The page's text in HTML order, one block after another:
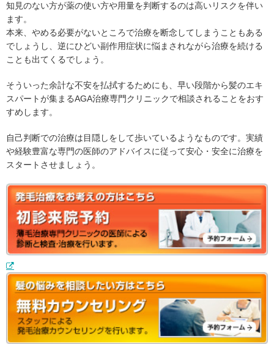
知見のない方が薬の使い方や用量を判断するのは高いリスクを伴い
ます。
本来、やめる必要がないところで治療を断念してしまうこともある
でしょうし、逆にひどい副作用症状に悩まされながら治療を続ける
ことも出てくるでしょう。
そういった余計な不安を払拭するためにも、早い段階から髪のエキ
スパートが集まるAGA治療専門クリニックで相談されることをおす
すめします。
自己判断での治療は目隠しをして歩いているようなものです。実績
や経験豊富な専門の医師のアドバイスに従って安心・安全に治療を
スタートさせましょう。